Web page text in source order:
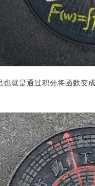
就是通过积分将函数变